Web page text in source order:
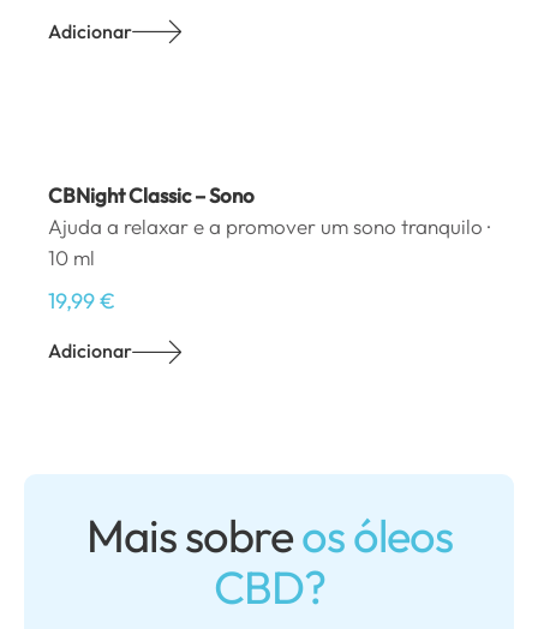
Adicionar
CBNight Classic – Sono
Ajuda a relaxar e a promover um sono tranquilo ·
10 ml
19,99€
Adicionar
Mais sobreos óleos
CBD?